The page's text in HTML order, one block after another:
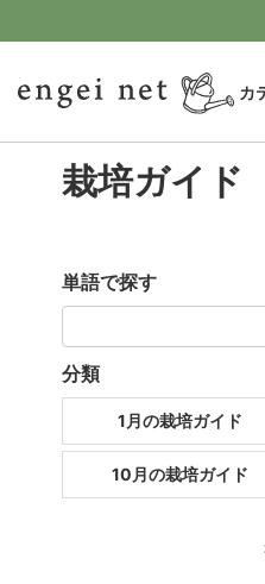
カ
栽培ガイド
単語で探す
分類
1月の栽培ガイド
10月の栽培ガイド